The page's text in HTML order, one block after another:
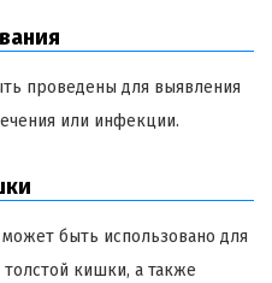
проведены для выявления
или инфекции.
быть использовано для
кишки, а также